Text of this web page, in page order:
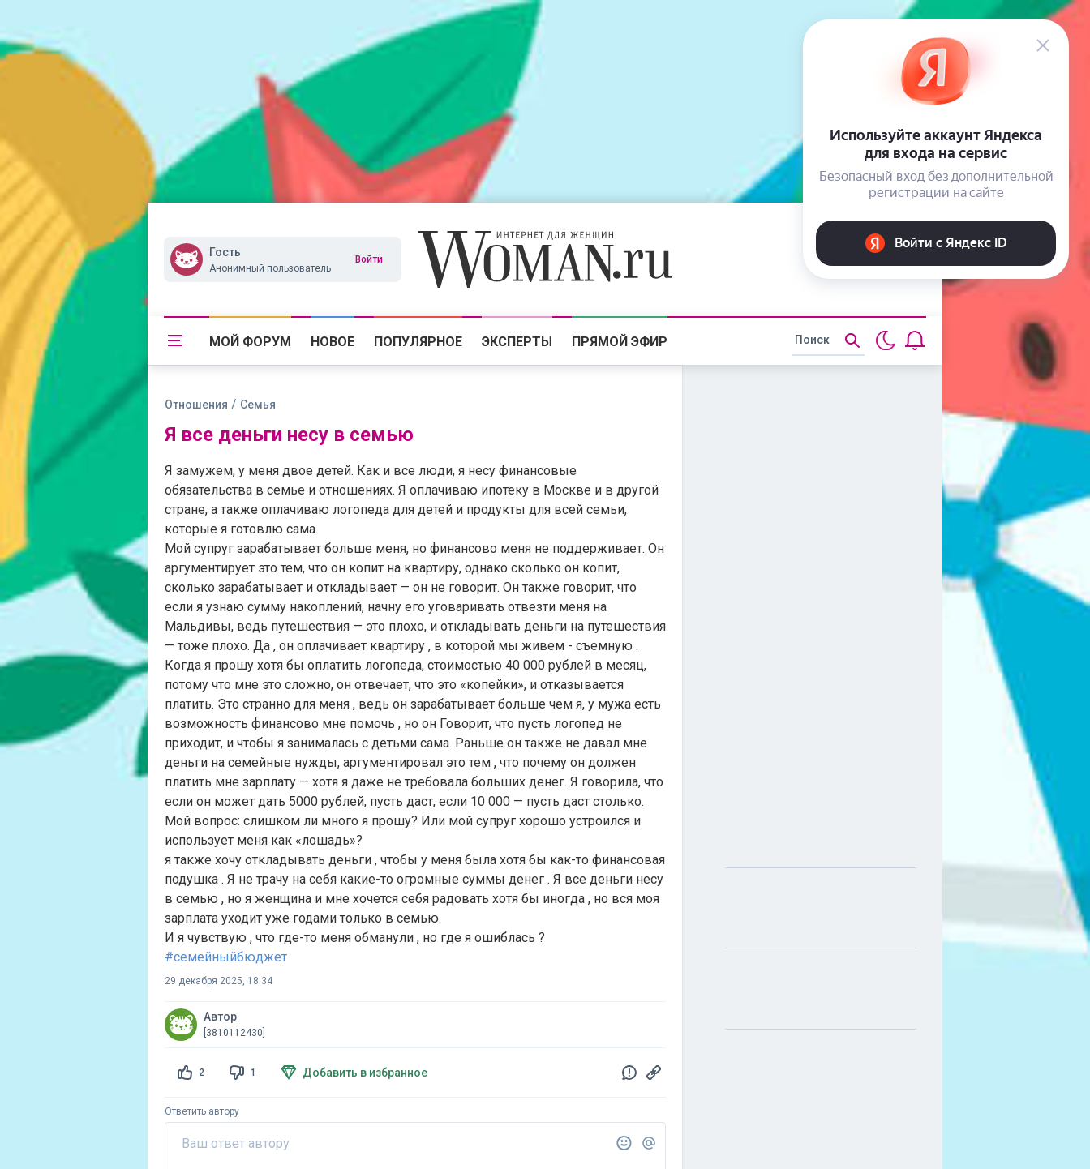
Гость
Анонимный пользователь
Войти
МОЙ ФОРУМ НОВОЕ ПОПУЛЯРНОЕ ЭКСПЕРТЫ ПРЯМОЙ ЭФИР
Отношения / Семья
Я все деньги несу в семью
Я замужем, у меня двое детей. Как и все люди, я несу финансовые
обязательства в семье и отношениях. Я оплачиваю ипотеку в Москве и в другой
стране, а также оплачиваю логопеда для детей и продукты для всей семьи,
которые я готовлю сама.
Мой супруг зарабатывает больше меня, но финансово меня не поддерживает. Он
аргументирует это тем, что он копит на квартиру, однако сколько он копит,
сколько зарабатывает и откладывает — он не говорит. Он также говорит, что
если я узнаю сумму накоплений, начну его уговаривать отвезти меня на
Мальдивы, ведь путешествия — это плохо, и откладывать деньги на путешествия
— тоже плохо. Да , он оплачивает квартиру , в которой мы живем - съемную .
Когда я прошу хотя бы оплатить логопеда, стоимостью 40 000 рублей в месяц,
потому что мне это сложно, он отвечает, что это «копейки», и отказывается
платить. Это странно для меня , ведь он зарабатывает больше чем я, у мужа есть
возможность финансово мне помочь , но он Говорит, что пусть логопед не
приходит, и чтобы я занималась с детьми сама. Раньше он также не давал мне
деньги на семейные нужды, аргументировал это тем , что почему он должен
платить мне зарплату — хотя я даже не требовала больших денег. Я говорила, что
если он может дать 5000 рублей, пусть даст, если 10 000 — пусть даст столько.
Мой вопрос: слишком ли много я прошу? Или мой супруг хорошо устроился и
использует меня как «лошадь»?
я также хочу откладывать деньги , чтобы у меня была хотя бы как-то финансовая
подушка . Я не трачу на себя какие-то огромные суммы денег . Я все деньги несу
в семью , но я женщина и мне хочется себя радовать хотя бы иногда , но вся моя
зарплата уходит уже годами только в семью.
И я чувствую , что где-то меня обманули , но где я ошиблась ?
#семейныйбюджет
29 декабря 2025, 18:34
Автор
[3810112430]
2 1 Добавить в избранное
Ответить автору